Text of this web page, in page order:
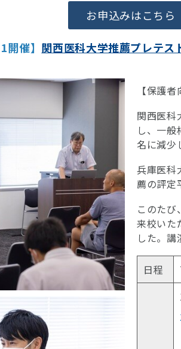
お申込みはこちら
開催】 関西医科大学推薦プレテス
【保護
関西医科
し、一
名に減少
兵庫医科
薦の評定
このた
来校いた
した。講
日程